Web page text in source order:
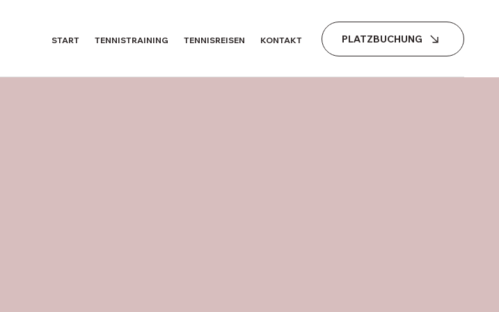
PLATZBUCHUNG
START TENNISTRAINING TENNISREISEN KONTAKT